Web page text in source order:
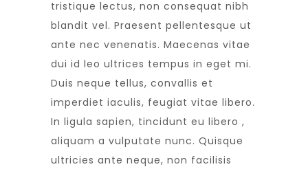
tristique lectus, non consequat nibh
blandit vel. Praesent pellentesque ut
ante nec venenatis. Maecenas vitae
dui id leo ultrices tempus in eget mi.
Duis neque tellus, convallis et
imperdiet iaculis, feugiat vitae libero.
In ligula sapien, tincidunt eu libero ,
aliquam a vulputate nunc. Quisque
ultricies ante neque, non facilisis